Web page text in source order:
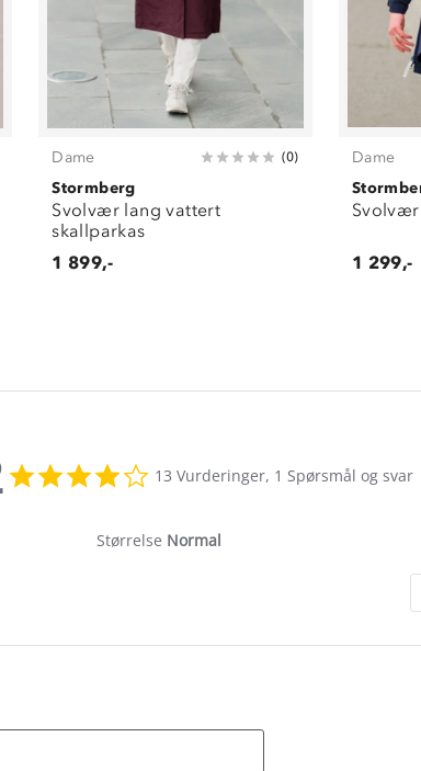
Dame (0)
Stormberg
Svolvær lang vattert
skallparkas
1 899,-
Dame
1 299,-
star
13 Vurderinger, 1 Spørsmål og svar
Størrelse Normal